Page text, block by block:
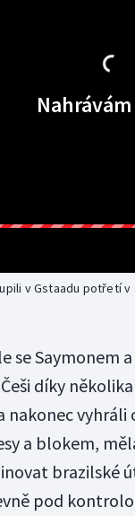
v Gstaadu potřetí
se Saymonem
díky
nakonec
a blokem,
brazilské
pod